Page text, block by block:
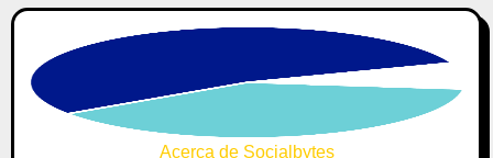
Acerca de Socialbytes